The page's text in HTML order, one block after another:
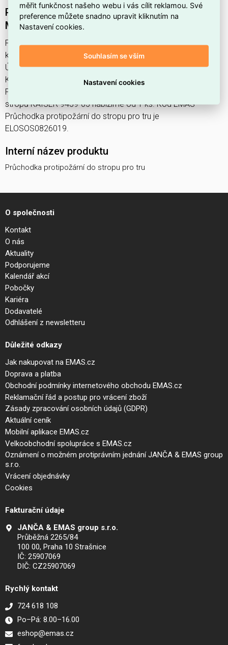
Průchodka protipožární do stropu pro trubku
M40 do dutých stropů KAISER 9459-05
Průchodka protipožární do stropu pro tru najdete v
kategoriích Systém požární ochrany, Protipožární izolace,
Úložné systémy, nosné systémy a příslušenství, výrobce
Kaiser, EAN 4013456544697, kód dodavatele KA-9459-05.
Průchodka protipožární do stropu pro trubku M40 do dutých
stropů KAISER 9459-05 nabízíme od 1 ks. Kód EMAS
Průchodka protipožární do stropu pro tru je
ELOSOS0826019.
Interní název produktu
Průchodka protipožární do stropu pro tru
O společnosti
Kontakt
O nás
Aktuality
Podporujeme
Kalendář akcí
Pobočky
Kariéra
Dodavatelé
Odhlášení z newsletteru
Důležité odkazy
Jak nakupovat na EMAS.cz
Doprava a platba
Obchodní podmínky internetového obchodu EMAS.cz
Reklamační řád a postup pro vrácení zboží
Zásady zpracování osobních údajů (GDPR)
Aktuální ceník
Mobilní aplikace EMAS.cz
Velkoobchodní spolupráce s EMAS.cz
Oznámení o možném protiprávním jednání JANČA & EMAS group
s.r.o.
Vrácení objednávky
Cookies
Fakturační údaje
JANČA & EMAS group s.r.o.
Průběžná 2265/84
100 00, Praha 10 Strašnice
IČ: 25907069
DIČ: CZ25907069
Rychlý kontakt
724 618 108
Po–Pá: 8.00–16.00
eshop@emas.cz
měřit funkčnost našeho webu i vás cílit reklamou. Své
preference můžete snadno upravit kliknutím na
Nastavení cookies.
Souhlasím se vším
Nastavení cookies